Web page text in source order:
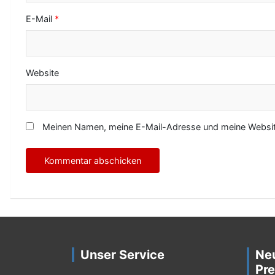
E-Mail *
Website
Meinen Namen, meine E-Mail-Adresse und meine
Unser Service